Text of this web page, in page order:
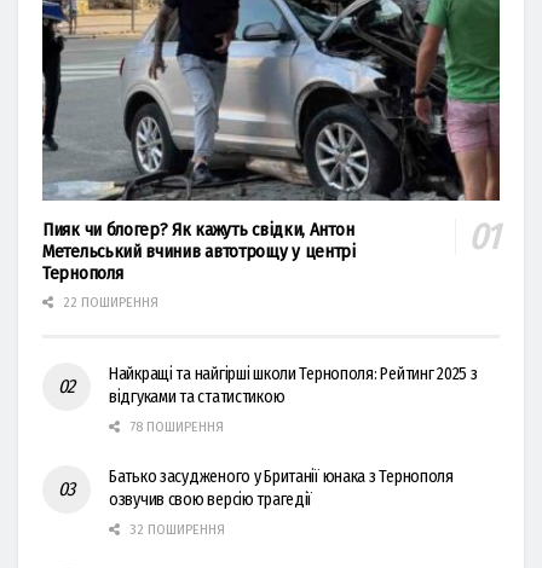
Пияк чи блогер? Як кажуть свідки, Антон
Метельський вчинив автотрощу у центрі
Тернополя
22 ПОШИРЕННЯ
Найкращі та найгірші школи Тернополя: Рейтинг 2025 з
відгуками та статистикою
78 ПОШИРЕННЯ
Батько засудженого у Британії юнака з Тернополя
озвучив свою версію трагедії
32 ПОШИРЕННЯ